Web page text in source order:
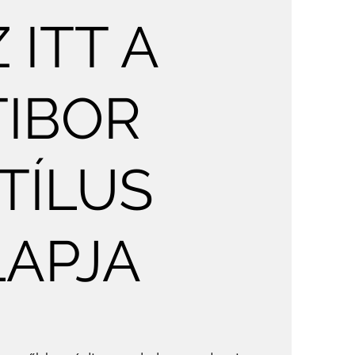
ITT A